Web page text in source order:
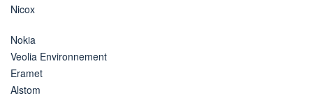
Nicox
Nokia
Veolia Environnement
Eramet
Alstom